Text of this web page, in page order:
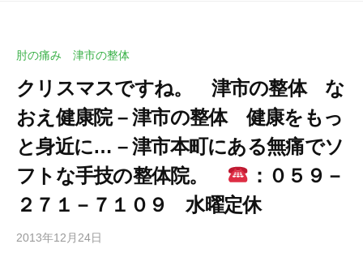
健
康
院
肘の痛み 津市の整体
クリスマスですね。 津市の整体 な
おえ健康院 – 津市の整体 健康をもっ
と身近に… – 津市本町にある無痛でソ
フトな手技の整体院。
：０５９－
２７１－７１０９ 水曜定休
2013年12月24日